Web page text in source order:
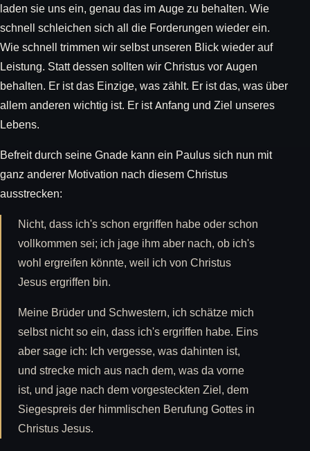
laden sie uns ein, genau das im Auge zu behalten. Wie
schnell schleichen sich all die Forderungen wieder ein.
Wie schnell trimmen wir selbst unseren Blick wieder auf
Leistung. Statt dessen sollten wir Christus vor Augen
behalten. Er ist das Einzige, was zählt. Er ist das, was über
allem anderen wichtig ist. Er ist Anfang und Ziel unseres
Lebens.
Befreit durch seine Gnade kann ein Paulus sich nun mit
ganz anderer Motivation nach diesem Christus
ausstrecken:
Nicht, dass ich's schon ergriffen habe oder schon
vollkommen sei; ich jage ihm aber nach, ob ich's
wohl ergreifen könnte, weil ich von Christus
Jesus ergriffen bin.
Meine Brüder und Schwestern, ich schätze mich
selbst nicht so ein, dass ich's ergriffen habe. Eins
aber sage ich: Ich vergesse, was dahinten ist,
und strecke mich aus nach dem, was da vorne
ist, und jage nach dem vorgesteckten Ziel, dem
Siegespreis der himmlischen Berufung Gottes in
Christus Jesus.